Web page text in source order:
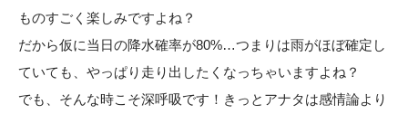
ものすごく楽しみですよね？
だから仮に当日の降水確率が80%…つまりは雨がほぼ確定し
ていても、やっぱり走り出したくなっちゃいますよね？
でも、そんな時こそ深呼吸です！きっとアナタは感情論より